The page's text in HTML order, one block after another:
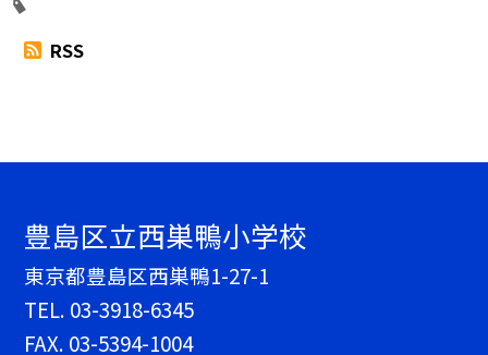
RSS
豊島区立西巣鴨小学校
東京都豊島区西巣鴨1-27-1
TEL. 03-3918-6345
FAX. 03-5394-1004